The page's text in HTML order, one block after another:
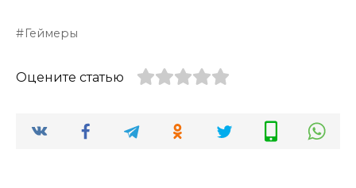
Геймеры
Оцените статью